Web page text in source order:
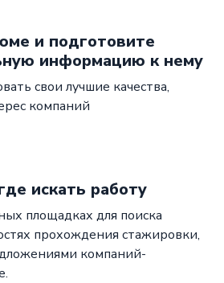
и подготовите
информацию к нему
свои лучшие качества,
компаний
искать работу
площадках для поиска
прохождения стажировки,
компаний-